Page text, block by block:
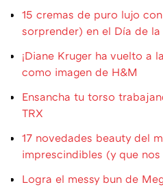
15 cremas de puro lujo
sorprender) en el Día de
¡Diane Kruger ha vuelto a
como imagen de H&M
Ensancha tu torso
TRX
17 novedades beauty del
imprescindibles (y que
Logra el messy bun de